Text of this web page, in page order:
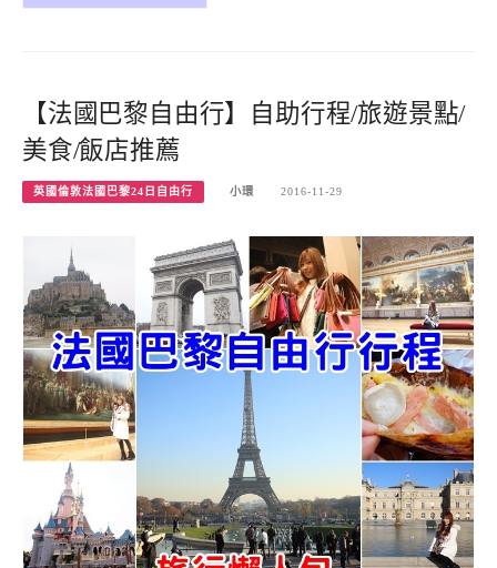
【法國巴黎自由行】自助行程/旅遊景點/
美食/飯店推薦
英國倫敦法國巴黎24日自由行 小環 2016-11-29